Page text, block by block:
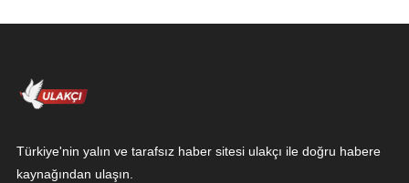
Türkiye'nin yalın ve tarafsız haber sitesi ulakçı ile doğru habere
kaynağından ulaşın.